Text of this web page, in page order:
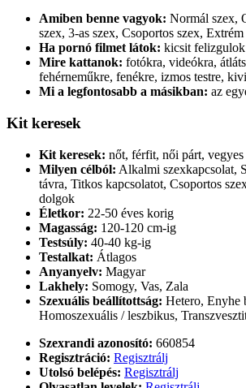
Amiben benne vagyok: Normál szex,
szex, 3-as szex, Csoportos szex,
Ha pornó filmet látok: kicsit felizgulok
Mire kattanok: fotókra, videókra,
fehérneműkre, fenékre, izmos testre,
Mi a legfontosabb a másikban: az
Kit keresek
Kit keresek: nőt, férfit, női párt,
Milyen célból: Alkalmi szexkapcsolat,
távra, Titkos kapcsolatot, Csoportos
dolgok
Életkor: 22-50 éves korig
Magasság: 120-120 cm-ig
Testsúly: 40-40 kg-ig
Testalkat: Átlagos
Anyanyelv: Magyar
Lakhely: Somogy, Vas, Zala
Szexuális beállítottság: Hetero, Enyhe
Homoszexuális / leszbikus,
Szexrandi azonosító: 660854
Regisztráció: Regisztrálj
Utolsó belépés: Regisztrálj